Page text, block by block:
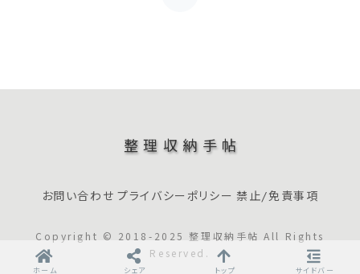
整理収納手帖
お問い合わせ プライバシーポリシー 禁止/免責事項
Copyright © 2018-2025 整理収納手帖 All Rights
Reserved.
ホーム シェア トップ サイドバー